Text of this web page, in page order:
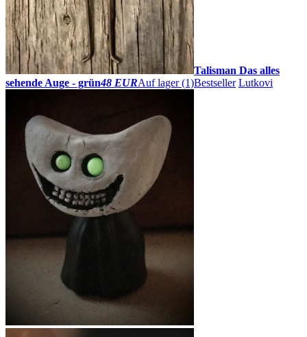
Talisman Das alles
sehende Auge - grün48 EURAuf lager (1)Bestseller Lutkovi